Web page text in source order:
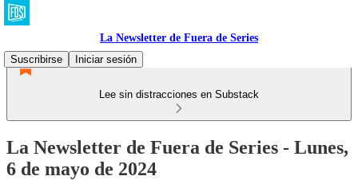
La Newsletter de Fuera de Series
Suscribirse
Iniciar sesión
Lee sin distracciones en Substack
La Newsletter de Fuera de Series - Lunes,
6 de mayo de 2024